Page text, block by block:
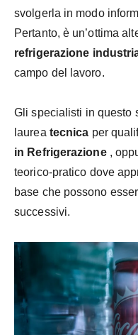
svolgerla in modo
Pertanto, è un’ottima
refrigerazione
campo del lavoro.
Gli specialisti in questo
laurea tecnica per
in Refrigerazione,
teorico-pratico dove
base che possono
successivi.